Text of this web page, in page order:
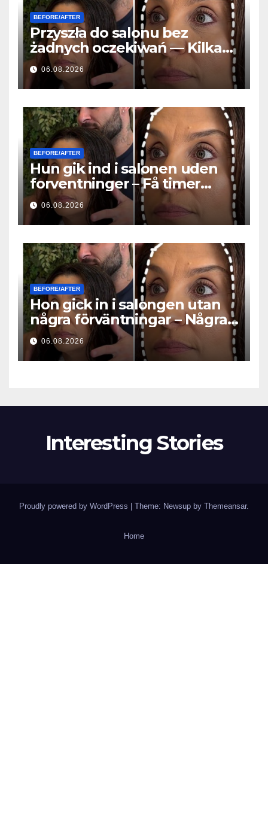
BEFORE/AFTER
Przyszła do salonu bez
żadnych oczekiwań — Kilka
godzin później wszyscy
zadawali to samo pytanie
06.08.2026
BEFORE/AFTER
Hun gik ind i salonen uden
forventninger – Få timer
senere stillede alle det
samme spørgsmål
06.08.2026
BEFORE/AFTER
Hon gick in i salongen utan
några förväntningar – Några
timmar senare ställde alla
samma fråga
06.08.2026
Interesting Stories
Proudly powered by WordPress | Theme: Newsup by Themeansar.
Home